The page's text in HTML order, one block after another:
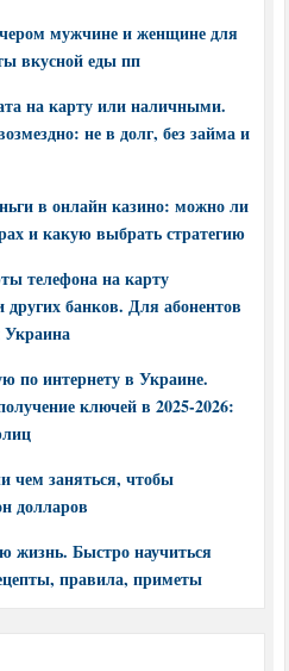
мужчине и женщине для
вкусной еды пп
на карту или наличными.
не в долг, без займа и
в онлайн казино: можно ли
и какую выбрать стратегию
телефона на карту
банков. Для абонентов
по интернету в Украине.
ключей в 2025-2026:
чем заняться, чтобы
долларов
жизнь. Быстро научиться
правила, приметы